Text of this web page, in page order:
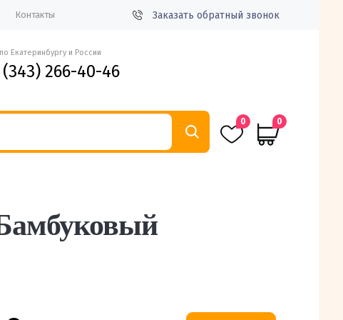
Контакты Заказать обратный звонок
Екатеринбургу и России
266-40-46
0 0